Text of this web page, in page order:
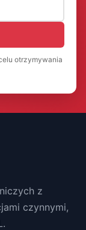
otrzymywania
z
czynnymi,